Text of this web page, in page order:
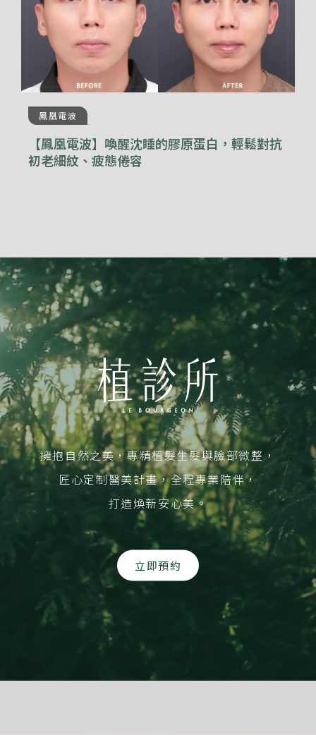
【鳳凰電波】喚醒沈睡的膠原蛋白，輕鬆對抗
初老細紋、疲態倦容
鳳凰電波
擁抱自然之美，專精植髮生髮與臉部微整，
匠心定制醫美計畫，全程專業陪伴，
打造煥新安心美。
立即預約